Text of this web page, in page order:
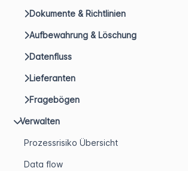
Dokumente & Richtlinien
Aufbewahrung & Löschung
Datenfluss
Lieferanten
Fragebögen
Verwalten
Prozessrisiko Übersicht
Data flow